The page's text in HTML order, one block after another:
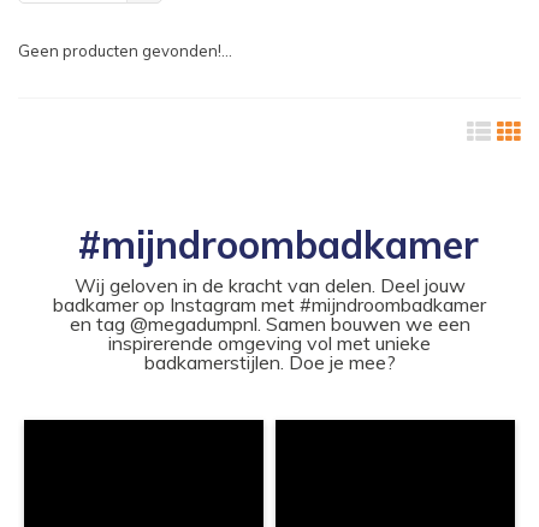
Geen producten gevonden!...
#mijndroombadkamer
Wij geloven in de kracht van delen. Deel jouw
badkamer op Instagram met #mijndroombadkamer
en tag @megadumpnl. Samen bouwen we een
inspirerende omgeving vol met unieke
badkamerstijlen. Doe je mee?